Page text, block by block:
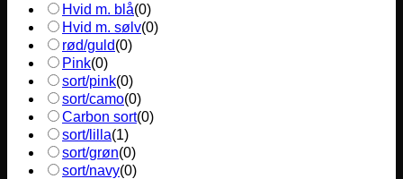
Hvid m. blå(0)
Hvid m. sølv(0)
rød/guld(0)
Pink(0)
sort/pink(0)
sort/camo(0)
Carbon sort(0)
sort/lilla(1)
sort/grøn(0)
sort/navy(0)